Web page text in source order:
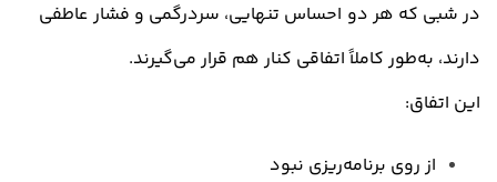
در شبی که هر دو احساس تنهایی، سردرگمی و فشار عاطفی
دارند، به‌طور کاملاً اتفاقی کنار هم قرار می‌گیرند.
این اتفاق:
از روی برنامه‌ریزی نبود